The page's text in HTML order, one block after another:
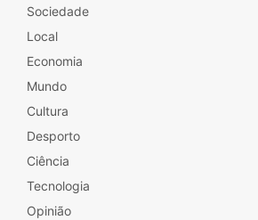
Sociedade
Local
Economia
Mundo
Cultura
Desporto
Ciência
Tecnologia
Opinião